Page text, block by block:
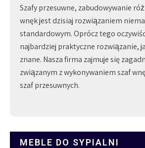
Szafy przesuwne, zabudowywanie
wnęk jest dzisiaj rozwiązaniem
standardowym. Oprócz tego
najbardziej praktyczne rozwiązanie,
znane. Nasza firma zajmuje się
związanym z wykonywaniem szaf
szaf przesuwnych.
MEBLE DO SYPIALNI